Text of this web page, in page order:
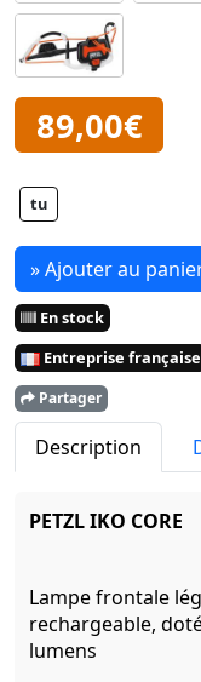
89,00€
tu
» Ajouter au
En stock
Entreprise française
Partager
Description
PETZL IKO CORE
Lampe frontale
rechargeable,
lumens